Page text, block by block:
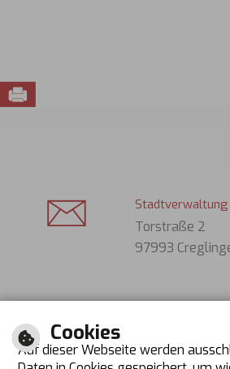
Torstraße 2
97993
Tel. (Gäste): 07933
Fax: 07933 70130
Cookies
Auf dieser Webseite werden